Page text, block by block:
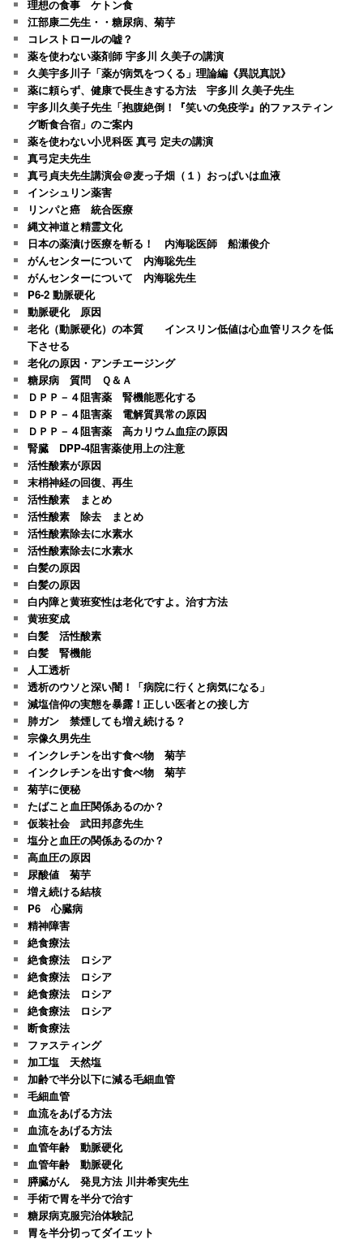
理想の食事 ケトン食
江部康二先生・・糖尿病、菊芋
コレストロールの嘘？
薬を使わない薬剤師 宇多川 久美子の講演
久美宇多川子「薬が病気をつくる」理論編《異説真説》
薬に頼らず、健康で長生きする方法 宇多川 久美子先生
宇多川久美子先生「抱腹絶倒！『笑いの免疫学』的ファスティン
グ断食合宿」のご案内
薬を使わない小児科医 真弓 定夫の講演
真弓定夫先生
真弓貞夫先生講演会＠麦っ子畑（１）おっぱいは血液
インシュリン薬害
リンパと癌 統合医療
縄文神道と精霊文化
日本の薬漬け医療を斬る！ 内海聡医師 船瀬俊介
がんセンターについて 内海聡先生
がんセンターについて 内海聡先生
P6-2 動脈硬化
動脈硬化 原因
老化（動脈硬化）の本質 インスリン低値は心血管リスクを低
下させる
老化の原因・アンチエージング
糖尿病 質問 Ｑ＆Ａ
ＤＰＰ－４阻害薬 腎機能悪化する
ＤＰＰ－４阻害薬 電解質異常の原因
ＤＰＰ－４阻害薬 高カリウム血症の原因
腎臓 DPP-4阻害薬使用上の注意
活性酸素が原因
末梢神経の回復、再生
活性酸素 まとめ
活性酸素 除去 まとめ
活性酸素除去に水素水
活性酸素除去に水素水
白髪の原因
白髪の原因
白内障と黄班変性は老化ですよ。治す方法
黄班変成
白髪 活性酸素
白髪 腎機能
人工透析
透析のウソと深い闇！「病院に行くと病気になる」
減塩信仰の実態を暴露！正しい医者との接し方
肺ガン 禁煙しても増え続ける？
宗像久男先生
インクレチンを出す食べ物 菊芋
インクレチンを出す食べ物 菊芋
菊芋に便秘
たばこと血圧関係あるのか？
仮装社会 武田邦彦先生
塩分と血圧の関係あるのか？
高血圧の原因
尿酸値 菊芋
増え続ける結核
P6 心臓病
精神障害
絶食療法
絶食療法 ロシア
絶食療法 ロシア
絶食療法 ロシア
絶食療法 ロシア
断食療法
ファスティング
加工塩 天然塩
加齢で半分以下に減る毛細血管
毛細血管
血流をあげる方法
血流をあげる方法
血管年齢 動脈硬化
血管年齢 動脈硬化
膵臓がん 発見方法 川井希実先生
手術で胃を半分で治す
糖尿病克服完治体験記
胃を半分切ってダイエット